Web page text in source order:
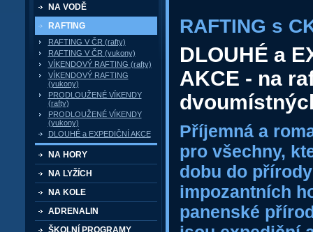
NA VODĚ
RAFTING
RAFTING V ČR (rafty)
RAFTING V ČR (yukony)
VÍKENDOVÝ RAFTING (rafty)
VÍKENDOVÝ RAFTING
(yukony)
PRODLOUŽENÉ VÍKENDY
(rafty)
PRODLOUŽENÉ VÍKENDY
(yukony)
DLOUHÉ a EXPEDIČNÍ AKCE
NA HORY
NA LYŽÍCH
NA KOLE
ADRENALIN
ŠKOLNÍ PROGRAMY
RAFTING s
DLOUHÉ a
AKCE - na
Příjemná a
pro všechny,
dobu do
impozantních
panenské